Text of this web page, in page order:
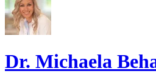
Dr. Michaela